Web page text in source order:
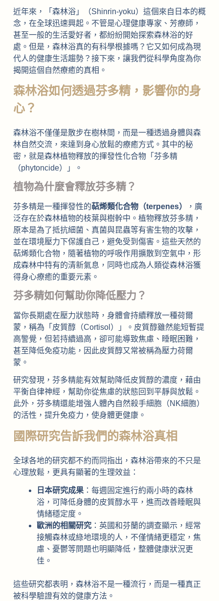
近年來，「森林浴」（Shinrin-yoku）這個來自日本的概
念，在全球迅速興起。不管是心理健康專家、芳療師，
甚至一般的生活愛好者，都紛紛開始探索森林浴的好
處。但是，森林浴真的有科學根據嗎？它又如何成為現
代人的健康生活趨勢？接下來，讓我們從科學角度為你
揭開這個自然療癒的真相。
森林浴如何透過芬多精，影響你的身
心？
森林浴不僅僅是散步在樹林間，而是一種透過身體與森
林自然交流，來達到身心放鬆的療癒方式。其中的秘
密，就是森林植物釋放的揮發性化合物「芬多精
（phytoncide）」。
植物為什麼會釋放芬多精？
芬多精是一種揮發性的萜烯類化合物（terpenes）
，廣
泛存在於森林植物的枝葉與樹幹中。植物釋放芬多精，
原本是為了抵抗細菌、真菌與昆蟲等有害生物的攻擊，
並在環境壓力下保護自己，避免受到傷害。這些天然的
萜烯類化合物，隨著植物的呼吸作用擴散到空氣中，形
成森林中特有的清新氣息，同時也成為人類從森林浴獲
得身心療癒的重要元素。
芬多精如何幫助你降低壓力？
當你長期處在壓力狀態時，身體會持續釋放一種荷爾
蒙，稱為「皮質醇（Cortisol）」。皮質醇雖然能短暫提
高警覺，但若持續過高，卻可能導致焦慮、睡眠困難，
甚至降低免疫功能，因此皮質醇又常被稱為壓力荷爾
蒙。
研究發現，芬多精能有效幫助降低皮質醇的濃度，藉由
平衡自律神經，幫助你從焦慮的狀態回到平靜與放鬆。
此外，芬多精還能增強人體內自然殺手細胞（NK細胞）
的活性，提升免疫力，使身體更健康。
國際研究告訴我們的森林浴真相
全球各地的研究都不約而同指出，森林浴帶來的不只是
心理放鬆，更具有顯著的生理效益：
日本研究成果：每週固定進行約兩小時的森林
浴，可降低身體的皮質醇水平，進而改善睡眠與
情緒穩定度。
歐洲的相關研究：英國和芬蘭的調查顯示，經常
接觸森林或綠地環境的人，不僅情緒更穩定，焦
慮、憂鬱等問題也明顯降低，整體健康狀況更
佳。
這些研究都表明，森林浴不是一種流行，而是一種真正
被科學驗證有效的健康方法。